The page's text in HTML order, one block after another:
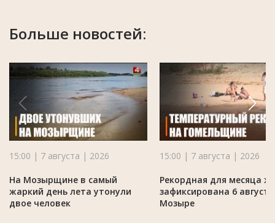
Больше новостей:
15:00 | 7 августа | 2026
На Мозырщине в самый
жаркий день лета утонули
двое человек
15:00 | 7 августа | 2026
Рекордная для месяца
зафиксирована 6
Мозыре